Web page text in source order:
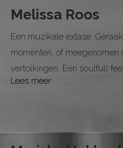
Melissa Roos
Een muzikale extase.
momenten, of meegenomen
vertolkingen. Een soulfull
Lees meer